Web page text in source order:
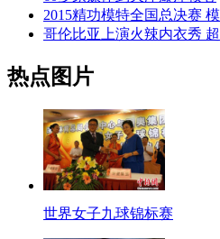
2015精功模特全国总决赛 模
哥伦比亚上演火辣内衣秀 超
热点图片
世界女子九球锦标赛